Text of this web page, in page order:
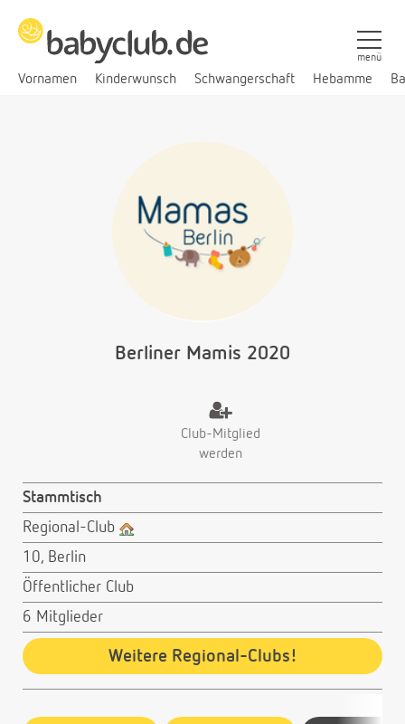
Vornamen Kinderwunsch Schwangerschaft Hebamme
menü
Berliner Mamis 2020
Club-Mitglied
werden
Stammtisch
Regional-Club
10, Berlin
Öffentlicher Club
6 Mitglieder
Weitere Regional-Clubs!